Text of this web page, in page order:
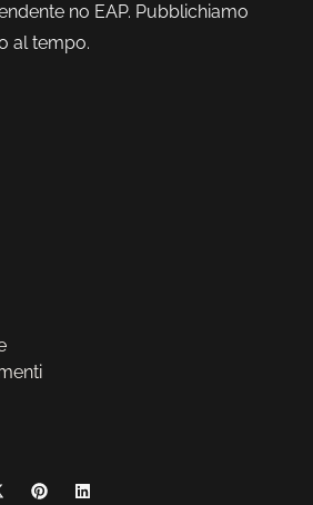
no EAP. Pubblichiamo
al tempo.